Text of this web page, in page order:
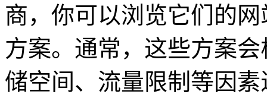
商，你可以浏览它们的
方案。通常，这些方案
储空间、流量限制等因